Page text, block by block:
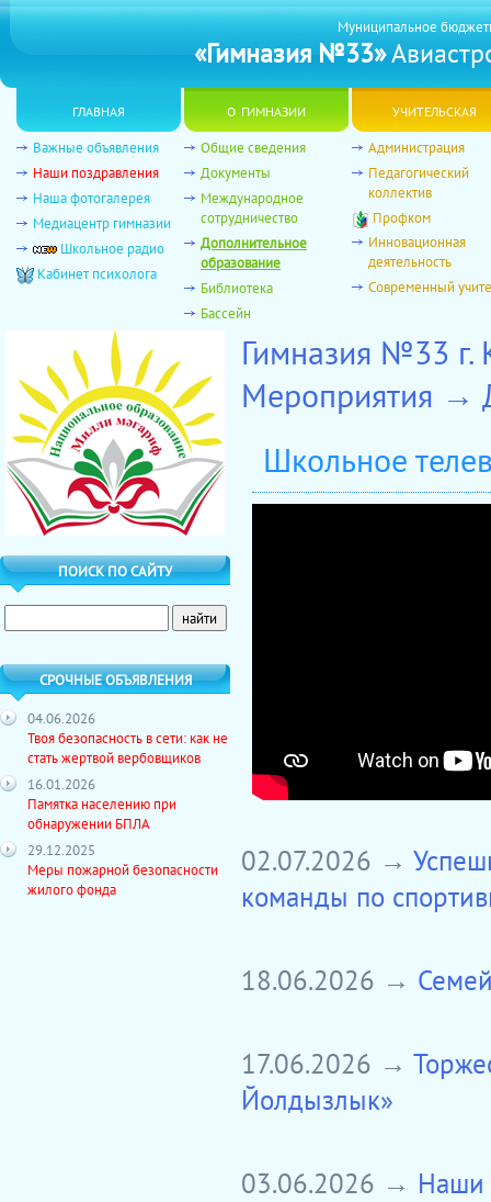
Муниципальное
«Гимназия №33»
главная о гимназии учительская
Важные объявления
Наши поздравления
Наша фотогалерея
Медиацентр гимназии
Школьное радио
Кабинет психолога
Общие сведения
Документы
Международное
сотрудничество
Дополнительное
образование
Библиотека
Бассейн
Администрация
Педагогический
коллектив
Профком
Инновационная
деятельность
Современный
ПОИСК ПО САЙТУ
СРОЧНЫЕ ОБЪЯВЛЕНИЯ
04.06.2026
Твоя безопасность в сети: как не
стать жертвой вербовщиков
16.01.2026
Памятка населению при
обнаружении БПЛА
29.12.2025
Меры пожарной безопасности
жилого фонда
Гимназия №33 г.
Мероприятия →
Школьное
02.07.2026 →
команды по
18.06.2026 →
17.06.2026 →
Йолдызлык»
03.06.2026 → Наши